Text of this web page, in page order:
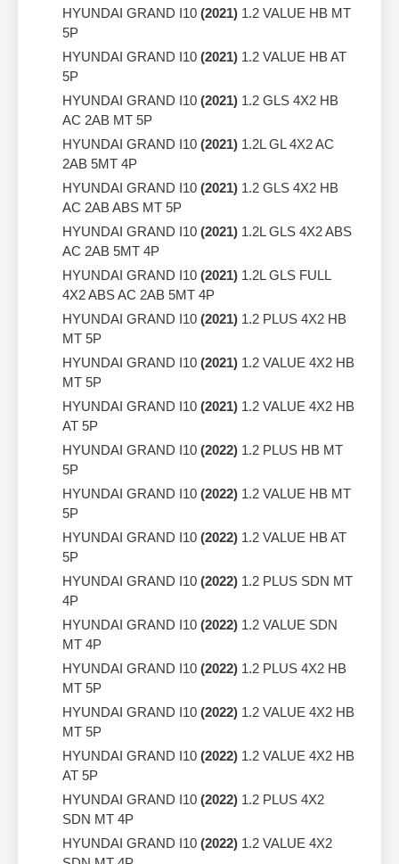
HYUNDAI GRAND I10 (2021) 1.2 VALUE HB MT
5P
HYUNDAI GRAND I10 (2021) 1.2 VALUE HB AT
5P
HYUNDAI GRAND I10 (2021) 1.2 GLS 4X2 HB
AC 2AB MT 5P
HYUNDAI GRAND I10 (2021) 1.2L GL 4X2 AC
2AB 5MT 4P
HYUNDAI GRAND I10 (2021) 1.2 GLS 4X2 HB
AC 2AB ABS MT 5P
HYUNDAI GRAND I10 (2021) 1.2L GLS 4X2 ABS
AC 2AB 5MT 4P
HYUNDAI GRAND I10 (2021) 1.2L GLS FULL
4X2 ABS AC 2AB 5MT 4P
HYUNDAI GRAND I10 (2021) 1.2 PLUS 4X2 HB
MT 5P
HYUNDAI GRAND I10 (2021) 1.2 VALUE 4X2 HB
MT 5P
HYUNDAI GRAND I10 (2021) 1.2 VALUE 4X2 HB
AT 5P
HYUNDAI GRAND I10 (2022) 1.2 PLUS HB MT
5P
HYUNDAI GRAND I10 (2022) 1.2 VALUE HB MT
5P
HYUNDAI GRAND I10 (2022) 1.2 VALUE HB AT
5P
HYUNDAI GRAND I10 (2022) 1.2 PLUS SDN MT
4P
HYUNDAI GRAND I10 (2022) 1.2 VALUE SDN
MT 4P
HYUNDAI GRAND I10 (2022) 1.2 PLUS 4X2 HB
MT 5P
HYUNDAI GRAND I10 (2022) 1.2 VALUE 4X2 HB
MT 5P
HYUNDAI GRAND I10 (2022) 1.2 VALUE 4X2 HB
AT 5P
HYUNDAI GRAND I10 (2022) 1.2 PLUS 4X2
SDN MT 4P
HYUNDAI GRAND I10 (2022) 1.2 VALUE 4X2